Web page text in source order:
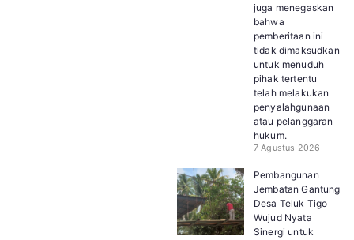
juga menegaskan
bahwa
pemberitaan ini
tidak dimaksudkan
untuk menuduh
pihak tertentu
telah melakukan
penyalahgunaan
atau pelanggaran
hukum.
7 Agustus 2026
Pembangunan
Jembatan Gantung
Desa Teluk Tigo
Wujud Nyata
Sinergi untuk